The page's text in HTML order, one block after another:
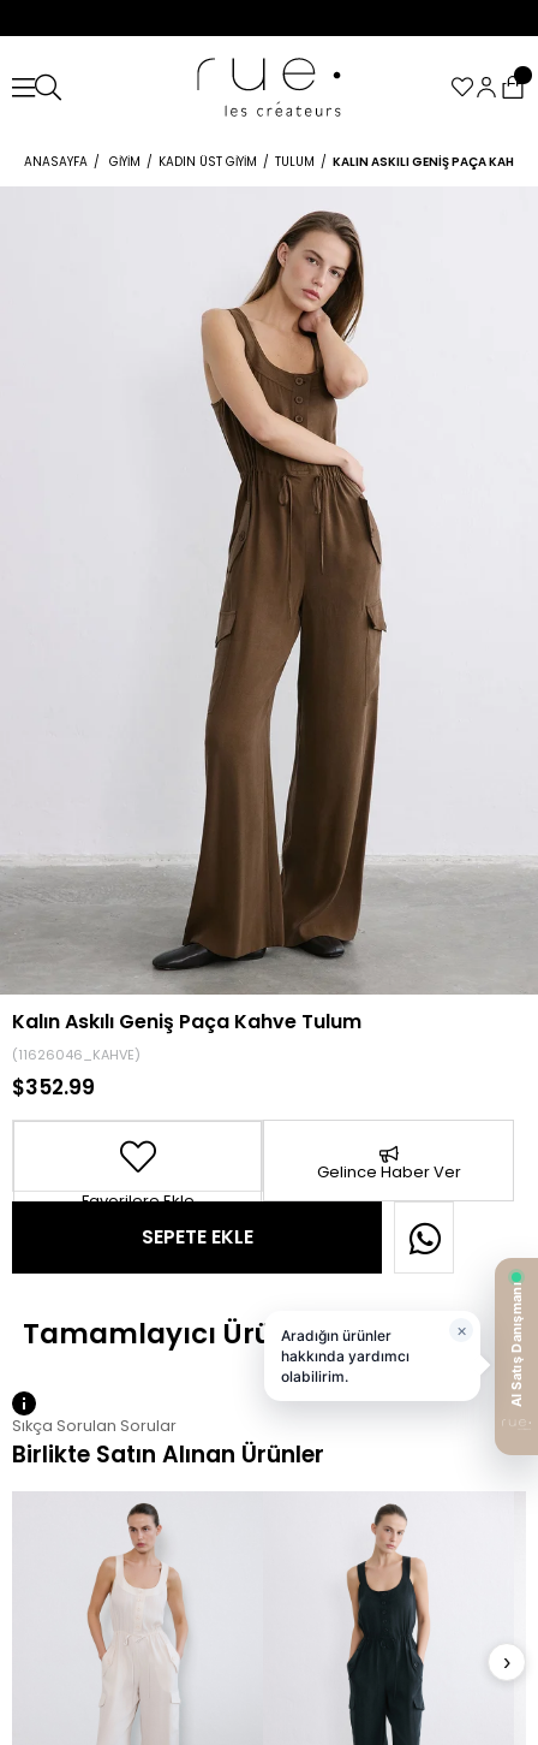
ANASAYFA GIYIM KADIN ÜST GIYIM TULUM KALIN ASKILI GENIŞ PAÇA KAHVE
Kalın Askılı Geniş Paça Kahve Tulum
(11626046_KAHVE)
$352.99
Favorilere Ekle
Gelince Haber Ver
Sıkça Sorulan Sorular
Birlikte Satın Alınan Ürünler
›